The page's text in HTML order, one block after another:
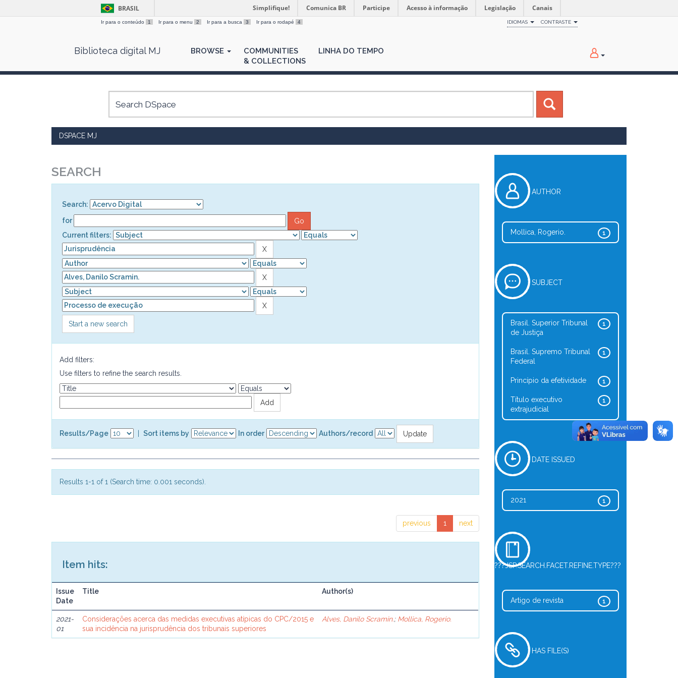
BRASIL Simplifique! Comunica BR Participe Acesso à informação Legislação Canais
Ir para o conteúdo 1 Ir para o menu 2 Ir para a busca 3 Ir para o rodapé 4 IDIOMAS CONTRASTE
Biblioteca digital MJ BROWSE
COMMUNITIES
& COLLECTIONS
LINHA DO TEMPO
DSPACE MJ
SEARCH
Search:
for
Current filters:
Start a new search
Add filters:
Use filters to refine the search results.
Results/Page Sort items by In order Authors/record
Results 1-1 of 1 (Search time: 0.001 seconds).
previous 1 next
Item hits:
Issue
Date
Title Author(s)
2021-
01
Considerações acerca das medidas executivas atípicas do CPC/2015 e
sua incidência na jurisprudência dos tribunais superiores
Alves, Danilo Scramin.; Mollica, Rogerio.
AUTHOR
1
Mollica, Rogerio.
SUBJECT
1
Brasil. Superior Tribunal
de Justiça
1
Brasil. Supremo Tribunal
Federal
1
Princípio da efetividade
1
Título executivo
extrajudicial
DATE ISSUED
1
2021
???JSP.SEARCH.FACET.REFINE.TYPE???
1
Artigo de revista
HAS FILE(S)